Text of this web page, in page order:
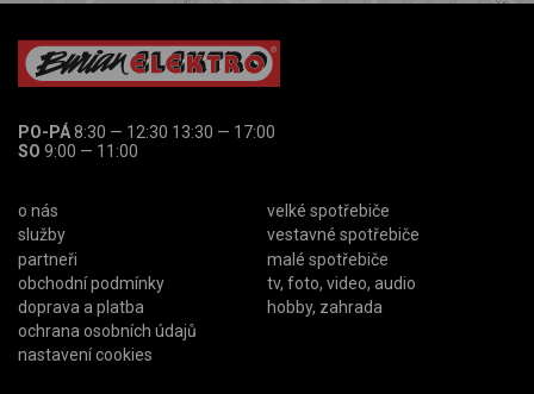
PO-PÁ8:30 — 12:30 13:30 — 17:00
SO 9:00 — 11:00
o nás
služby
partneři
obchodní podmínky
doprava a platba
ochrana osobních údajů
nastavení cookies
velké spotřebiče
vestavné spotřebiče
malé spotřebiče
tv, foto, video, audio
hobby, zahrada